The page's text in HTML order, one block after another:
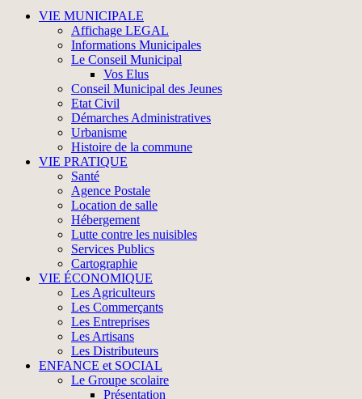
VIE MUNICIPALE
Affichage LEGAL
Informations Municipales
Le Conseil Municipal
Vos Elus
Conseil Municipal des Jeunes
Etat Civil
Démarches Administratives
Urbanisme
Histoire de la commune
VIE PRATIQUE
Santé
Agence Postale
Location de salle
Hébergement
Lutte contre les nuisibles
Services Publics
Cartographie
VIE ÉCONOMIQUE
Les Agriculteurs
Les Commerçants
Les Entreprises
Les Artisans
Les Distributeurs
ENFANCE et SOCIAL
Le Groupe scolaire
Présentation